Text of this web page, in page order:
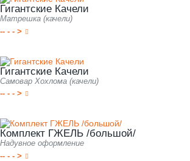
Гигантские Качели
Матрешка (качели)
-- - - >
Гигантские Качели
Самовар Хохлома (качели)
-- - - >
Комплект ГЖЕЛЬ /большой/
Надувное оформление
-- - - >